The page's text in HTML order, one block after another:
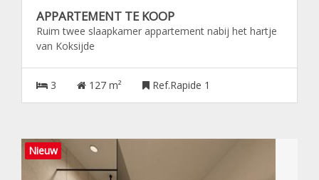
APPARTEMENT TE KOOP
Ruim twee slaapkamer appartement nabij het hartje
van Koksijde
3 127 m² Ref.Rapide 1
Nieuw